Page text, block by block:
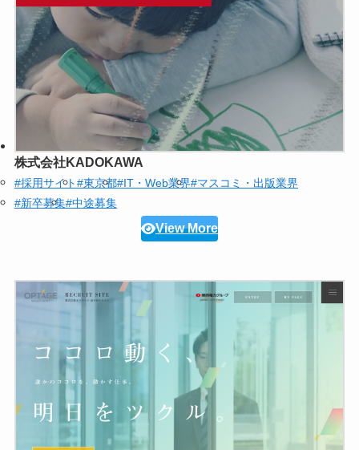
株式会社KADOKAWA
#採用サイト#東京都#IT・Web業界#マスコミ・出版業界
#新卒募集#中途募集
View More